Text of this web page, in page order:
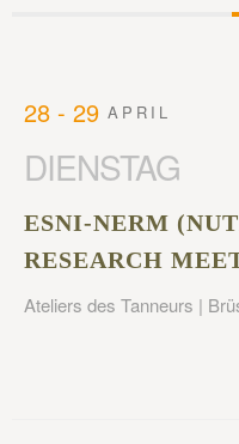
28 - 29 APRIL
DIENSTAG
ESNI-NERM
RESEARCH
Ateliers des Tanneurs |